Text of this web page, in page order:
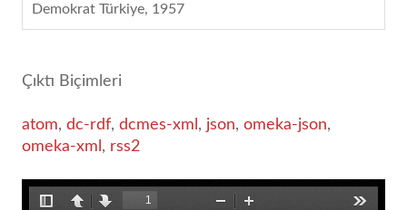
Demokrat Türkiye 1957
Çıktı Biçimleri
atom, dc-rdf, dcmes-xml , json, omeka-json,
omeka-xml , rss2